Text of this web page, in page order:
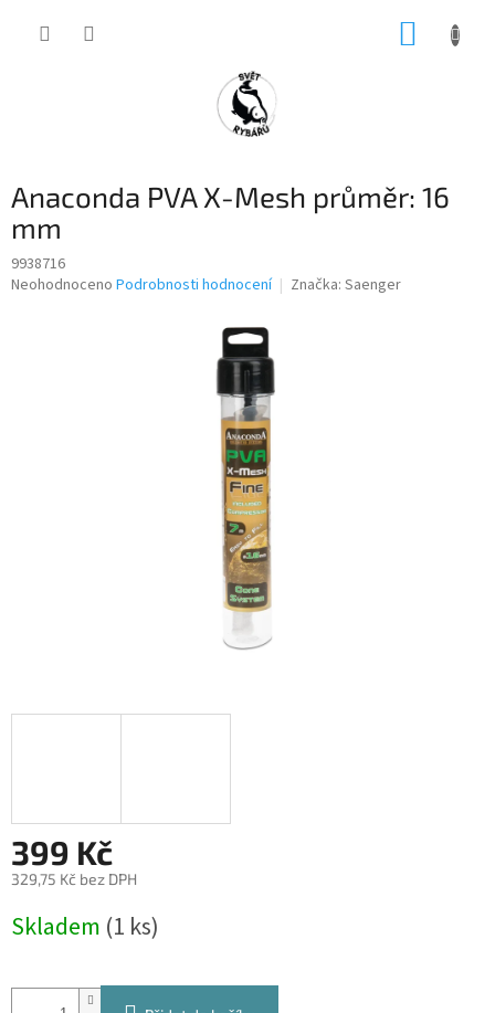
Anaconda PVA X-Mesh průměr: 16
mm
9938716
Průměrné
Neohodnoceno Podrobnosti hodnocení Značka: Saenger
399 Kč
329,75 Kč bez DPH
cena:
Skladem (1 ks)